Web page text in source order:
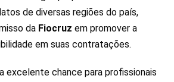
de diversas regiões do país,
da Fiocruz em promover a
em suas contratações.
excelente chance para profissionais